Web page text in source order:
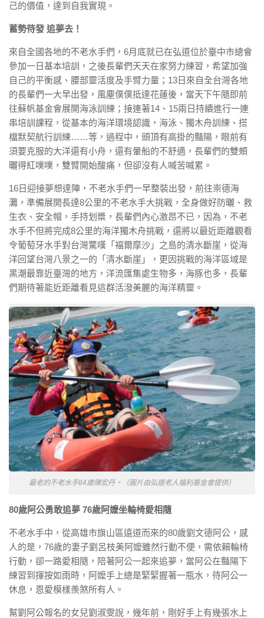
己的價值，達到自我實現。
蓄勢待發 追夢去！
來自全國各地的不老水手們，6月底就已在弘道位於臺中市總會
參加一日基本培訓，之後長輩們天天在家努力練習，希望加強
自己的平衡感、腰部靈活度及手臂力量；13日來自全台灣各地
的長輩們一大早出發，風塵僕僕抵達花蓮後，當天下午隨即前
往蘇帆基金會展開海泳訓練；接連著14、15兩日持續進行一連
串培訓課程，從基本的海洋環境認識，海泳、獨木舟訓練、搭
檔默契航行訓練……等，過程中，頭頂有高掛的豔陽，眼前有
須要克服的大洋還有小舟，還有暈船的不舒適，長輩們的雙頰
曬得紅噗噗，雙臂開始酸痛，但卻沒有人喊苦喊累。
16日迎接夢想達陣，不老水手們一早整裝出發，前往崇德海
灘，準備展開長達8公里的不老水手大挑戰，全身做好防曬、救
生衣、安全帽，手持划槳，長輩們內心激昂不已，因為，不老
水手不但將完成8公里的海洋獨木舟挑戰，還將以最近距離觀看
令葡萄牙水手對台灣驚嘆「福爾摩沙」之島的清水斷崖，從海
洋回望台灣八景之一的「清水斷崖」，更因挑戰的海洋區域是
黑潮最靠近臺灣的地方，洋流匯集處生物多，海豚也多，長輩
們期待著能近距離看見這群活潑美麗的海洋精靈。
最老的不老水手84歲陳宏丹。（圖片由弘道老人福利基金會提供）
80歲阿公勇敢追夢 76歲阿嬤坐輪椅愛相隨
不老水手中，從高雄市旗山區遠道而來的80歲劉文德阿公，感
人的是，76歲的妻子劉呂枝美阿嬤雖然行動不便，需依賴輪椅
行動，卻一路愛相隨，陪著阿公一起來追夢，當阿公在豔陽下
練習到揮按如雨時，阿嬤手上總是緊緊握著一瓶水，待阿公一
休息，恩愛模樣羨煞所有人。
幫劉阿公報名的女兒劉淑雯說，幾年前，剛好手上有幾張水上